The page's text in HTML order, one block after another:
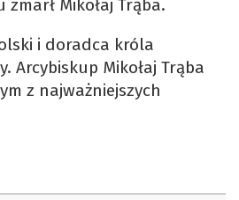
Mikołaj Trąba.
i doradca króla
Arcybiskup Mikołaj Trąba
z najważniejszych